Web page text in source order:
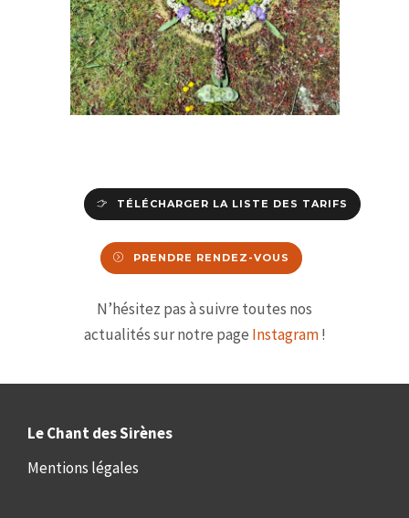
TÉLÉCHARGER LA LISTE DES TARIFS
PRENDRE RENDEZ-VOUS
N’hésitez pas à suivre toutes nos
actualités sur notre page Instagram!
Le Chant des Sirènes
Mentions légales